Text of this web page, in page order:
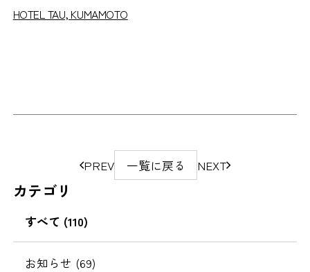
HOTEL TAU, KUMAMOTO
ジ
動
PREV 一覧に戻る NEXT
カテゴリ
すべて (110)
お知らせ (69)